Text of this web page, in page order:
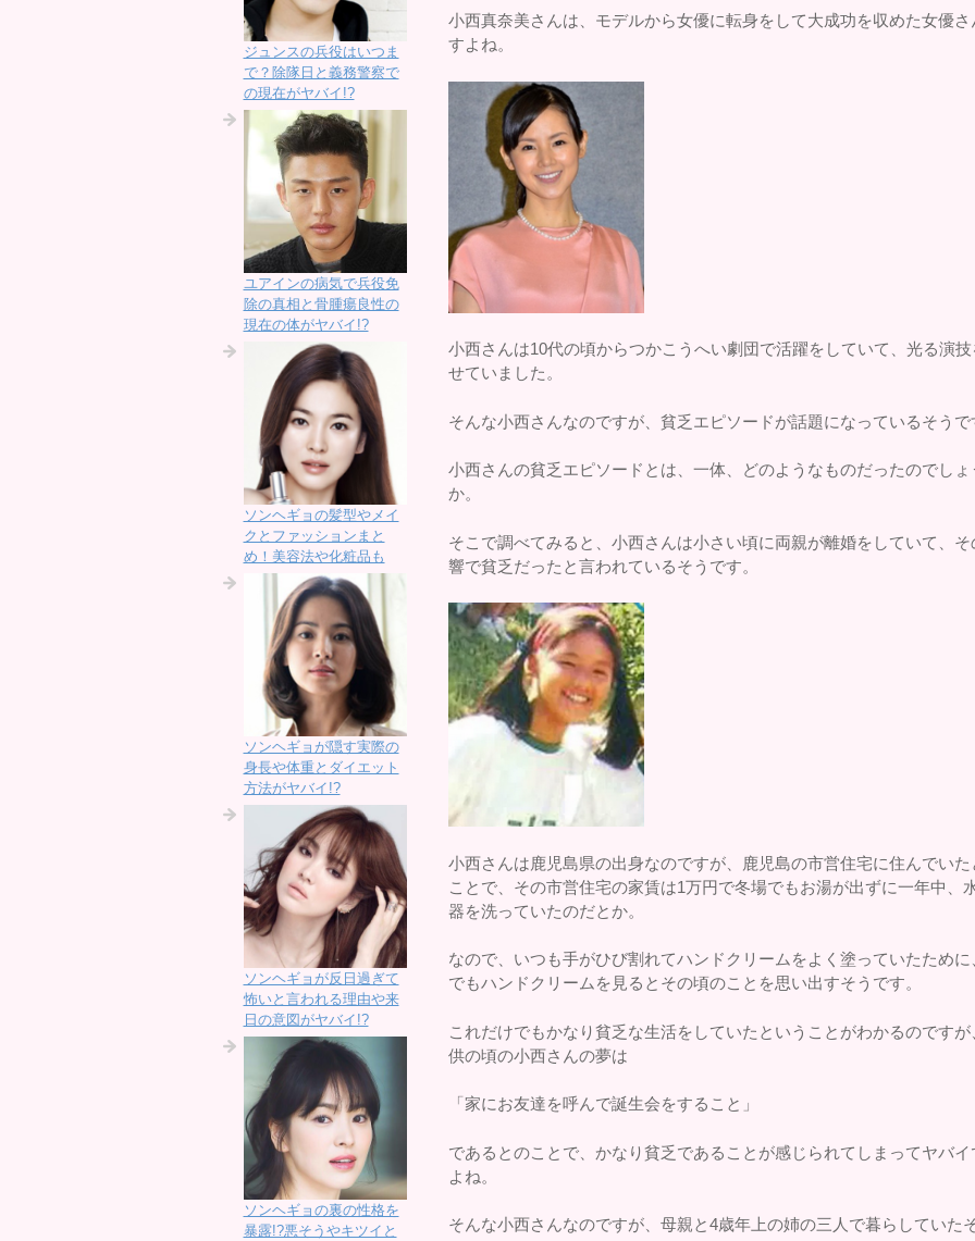
小西真奈美さんは、モデルから女優に転身をして大成功を収めた女優さ
すよね。
小西さんは10代の頃からつかこうへい劇団で活躍をしていて、光る演
せていました。
そんな小西さんなのですが、貧乏エピソードが話題になっているそうで
小西さんの貧乏エピソードとは、一体、どのようなものだったのでしょ
か。
そこで調べてみると、小西さんは小さい頃に両親が離婚をしていて、そ
響で貧乏だったと言われているそうです。
小西さんは鹿児島県の出身なのですが、鹿児島の市営住宅に住んでいた
ことで、その市営住宅の家賃は1万円で冬場でもお湯が出ずに一年中、
器を洗っていたのだとか。
なので、いつも手がひび割れてハンドクリームをよく塗っていたために
でもハンドクリームを見るとその頃のことを思い出すそうです。
これだけでもかなり貧乏な生活をしていたということがわかるのですが
供の頃の小西さんの夢は
「家にお友達を呼んで誕生会をすること」
であるとのことで、かなり貧乏であることが感じられてしまってヤバイ
よね。
そんな小西さんなのですが、母親と4歳年上の姉の三人で暮らしていた
ジュンスの兵役はいつま
で？除隊日と義務警察で
の現在がヤバイ!?
ユアインの病気で兵役免
除の真相と骨腫瘍良性の
現在の体がヤバイ!?
ソンヘギョの髪型やメイ
クとファッションまと
め！美容法や化粧品も
ソンヘギョが隠す実際の
身長や体重とダイエット
方法がヤバイ!?
ソンヘギョが反日過ぎて
怖いと言われる理由や来
日の意図がヤバイ!?
ソンヘギョの裏の性格を
暴露!?悪そうやキツイと